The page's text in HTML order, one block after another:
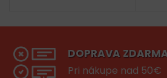
DOPRAVA
Pri nákupe nad 50€